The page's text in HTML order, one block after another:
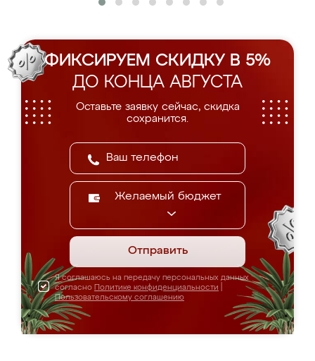
ФИКСИРУЕМ СКИДКУ В 5%
ДО КОНЦА АВГУСТА
Оставьте заявку сейчас, скидка
сохранится.
Желаемый бюджет
Отправить
Я соглашаюсь на передачу персональных данных
согласно Политике конфиденциальности
Пользовательскому соглашению